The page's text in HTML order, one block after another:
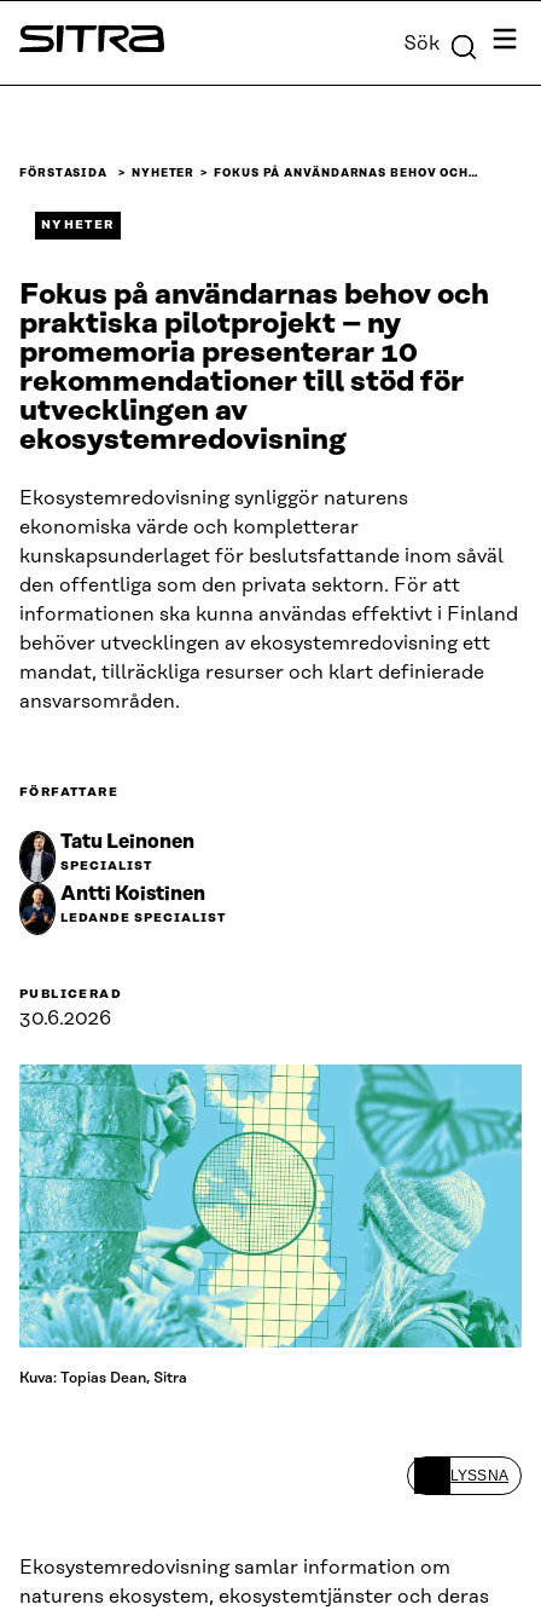
Skip to
content
Sitra Sök Meny
FÖRSTASIDA NYHETER FOKUS PÅ ANVÄNDARNAS BEHOV OCH…
NYHETER
Fokus på användarnas behov och
praktiska pilotprojekt – ny
promemoria presenterar 10
rekommendationer till stöd för
utvecklingen av
ekosystemredovisning
Ekosystemredovisning synliggör naturens
ekonomiska värde och kompletterar
kunskapsunderlaget för beslutsfattande inom såväl
den offentliga som den privata sektorn. För att
informationen ska kunna användas effektivt i Finland
behöver utvecklingen av ekosystemredovisning ett
mandat, tillräckliga resurser och klart definierade
ansvarsområden.
FÖRFATTARE
Tatu Leinonen
SPECIALIST
Antti Koistinen
LEDANDE SPECIALIST
PUBLICERAD
30.6.2026
Kuva: Topias Dean, Sitra
LYSSNA
Ekosystemredovisning samlar information om
naturens ekosystem, ekosystemtjänster och deras